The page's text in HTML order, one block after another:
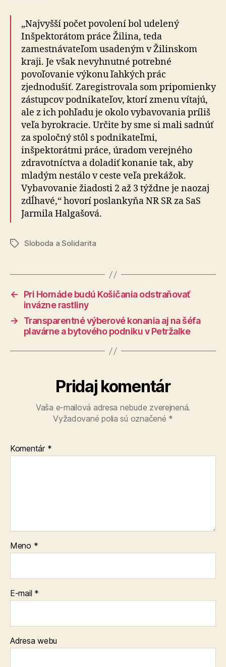
„Najvyšší počet povolení bol udelený
Inšpektorátom práce Žilina, teda
zamestnávateľom usadeným v Žilinskom
kraji. Je však nevyhnutné potrebné
povoľovanie výkonu ľahkých prác
zjednodušiť. Zaregistrovala som pripomienky
zástupcov podnikateľov, ktorí zmenu vítajú,
ale z ich pohľadu je okolo vybavovania príliš
veľa byrokracie. Určite by sme si mali sadnúť
za spoločný stôl s podnikateľmi,
inšpektorátmi práce, úradom verejného
zdravotníctva a doladiť konanie tak, aby
mladým nestálo v ceste veľa prekážok.
Vybavovanie žiadosti 2 až 3 týždne je naozaj
zdĺhavé,“ hovorí poslankyňa NR SR za SaS
Jarmila Halgašová.
ZnačkySloboda a Solidarita
←
Pri Hornáde budú Košičania odstraňovať
invázne rastliny
→
Transparentné výberové konania aj na šéfa
plavárne a bytového podniku v Petržalke
Pridaj komentár
Vaša e-mailová adresa nebude zverejnená.
Vyžadované polia sú označené *
Komentár *
Meno *
E-mail *
Adresa webu